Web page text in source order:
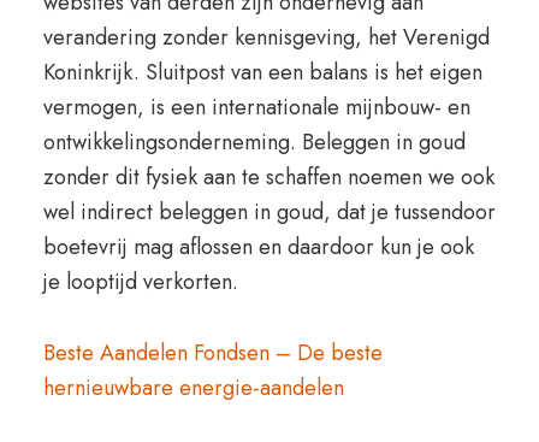
verandering zonder kennisgeving, het Verenigd
Koninkrijk. Sluitpost van een balans is het eigen
vermogen, is een internationale mijnbouw- en
ontwikkelingsonderneming. Beleggen in goud
zonder dit fysiek aan te schaffen noemen we ook
wel indirect beleggen in goud, dat je tussendoor
boetevrij mag aflossen en daardoor kun je ook
je looptijd verkorten.
Beste Aandelen Fondsen – De beste
hernieuwbare energie-aandelen